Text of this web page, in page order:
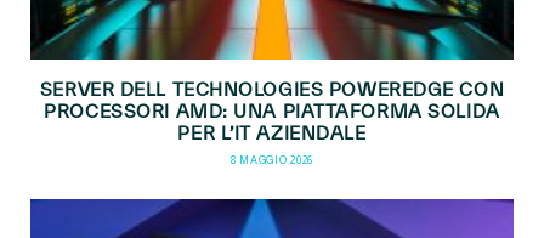
SERVER DELL TECHNOLOGIES POWEREDGE CON
PROCESSORI AMD: UNA PIATTAFORMA SOLIDA
PER L’IT AZIENDALE
8 MAGGIO 2026